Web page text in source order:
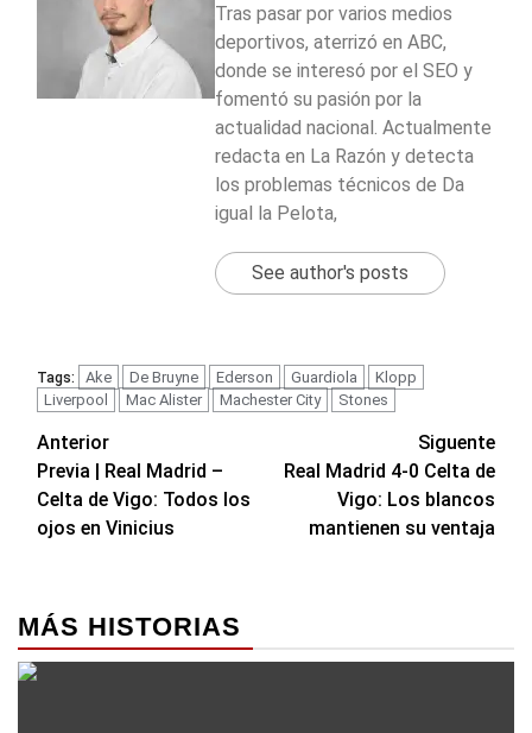
Tras pasar por varios medios
deportivos, aterrizó en ABC,
donde se interesó por el SEO y
fomentó su pasión por la
actualidad nacional. Actualmente
redacta en La Razón y detecta
los problemas técnicos de Da
igual la Pelota,
See author's posts
Tags: Ake De Bruyne Ederson Guardiola
Klopp
Liverpool
Mac Alister Machester City Stones
Navegación
de
entradas
Anterior
Previa | Real Madrid –
Celta de Vigo: Todos los
ojos en Vinicius
Siguente
Real Madrid 4-0 Celta de
Vigo: Los blancos
mantienen su ventaja
MÁS HISTORIAS